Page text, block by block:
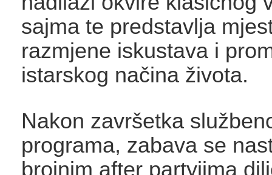
sajma te predstavlja
razmjene iskustava i
istarskog načina života.
Nakon završetka
programa, zabava se
brojnim after partyjima